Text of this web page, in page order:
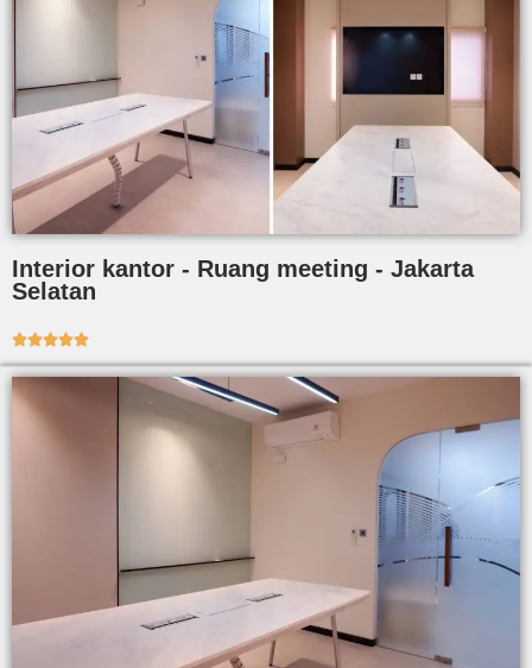
Interior kantor - Ruang meeting - Jakarta
Selatan
